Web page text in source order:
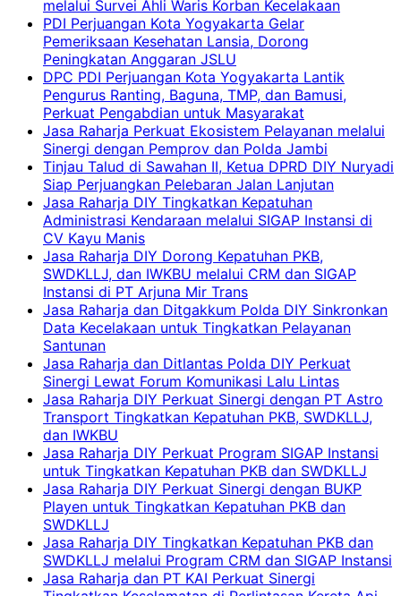
melalui Survei Ahli Waris Korban Kecelakaan
PDI Perjuangan Kota Yogyakarta Gelar
Pemeriksaan Kesehatan Lansia, Dorong
Peningkatan Anggaran JSLU
DPC PDI Perjuangan Kota Yogyakarta Lantik
Pengurus Ranting, Baguna, TMP, dan Bamusi,
Perkuat Pengabdian untuk Masyarakat
Jasa Raharja Perkuat Ekosistem Pelayanan melalui
Sinergi dengan Pemprov dan Polda Jambi
Tinjau Talud di Sawahan II, Ketua DPRD DIY Nuryadi
Siap Perjuangkan Pelebaran Jalan Lanjutan
Jasa Raharja DIY Tingkatkan Kepatuhan
Administrasi Kendaraan melalui SIGAP Instansi di
CV Kayu Manis
Jasa Raharja DIY Dorong Kepatuhan PKB,
SWDKLLJ, dan IWKBU melalui CRM dan SIGAP
Instansi di PT Arjuna Mir Trans
Jasa Raharja dan Ditgakkum Polda DIY Sinkronkan
Data Kecelakaan untuk Tingkatkan Pelayanan
Santunan
Jasa Raharja dan Ditlantas Polda DIY Perkuat
Sinergi Lewat Forum Komunikasi Lalu Lintas
Jasa Raharja DIY Perkuat Sinergi dengan PT Astro
Transport Tingkatkan Kepatuhan PKB, SWDKLLJ,
dan IWKBU
Jasa Raharja DIY Perkuat Program SIGAP Instansi
untuk Tingkatkan Kepatuhan PKB dan SWDKLLJ
Jasa Raharja DIY Perkuat Sinergi dengan BUKP
Playen untuk Tingkatkan Kepatuhan PKB dan
SWDKLLJ
Jasa Raharja DIY Tingkatkan Kepatuhan PKB dan
SWDKLLJ melalui Program CRM dan SIGAP Instansi
Jasa Raharja dan PT KAI Perkuat Sinergi